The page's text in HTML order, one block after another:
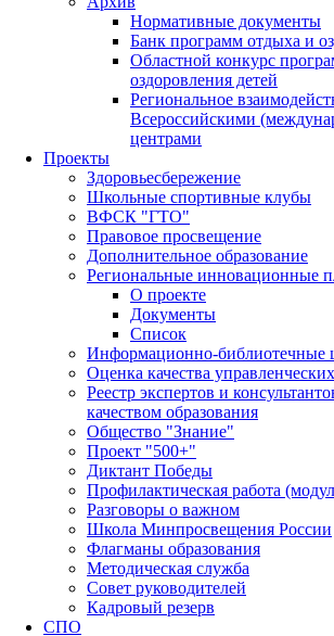
Нормативные документы
Банк программ отдыха и
Областной конкурс
оздоровления детей
Региональное
Всероссийскими
центрами
Проекты
Здоровьесбережение
Школьные спортивные клубы
ВФСК "ГТО"
Правовое просвещение
Дополнительное образование
Региональные инновационные
О проекте
Документы
Список
Информационно-библиотечные
Оценка качества
Реестр экспертов и
качеством образования
Общество "Знание"
Проект "500+"
Диктант Победы
Профилактическая работа
Разговоры о важном
Школа Минпросвещения России
Флагманы образования
Методическая служба
Совет руководителей
Кадровый резерв
СПО